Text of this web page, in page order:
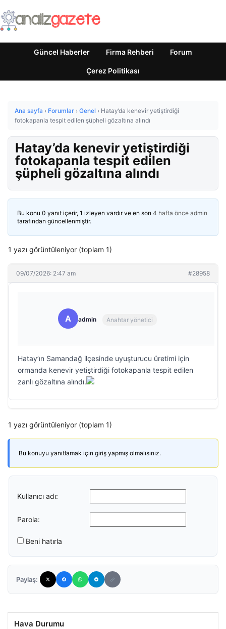
Güncel Haberler Firma Rehberi Forum
Çerez Politikası
Ana sayfa › Forumlar › Genel › Hatay’da kenevir yetiştirdiği
fotokapanla tespit edilen şüpheli gözaltına alındı
Hatay’da kenevir yetiştirdiği
fotokapanla tespit edilen
şüpheli gözaltına alındı
Bu konu 0 yanıt içerir, 1 izleyen vardır ve en son 4 hafta önce admin
tarafından güncellenmiştir.
1 yazı görüntüleniyor (toplam 1)
09/07/2026: 2:47 am #28958
A admin Anahtar yönetici
Hatay’ın Samandağ ilçesinde uyuşturucu üretimi için
ormanda kenevir yetiştirdiği fotokapanla tespit edilen
zanlı gözaltına alındı.
1 yazı görüntüleniyor (toplam 1)
Bu konuyu yanıtlamak için giriş yapmış olmalısınız.
Kullanıcı adı:
Parola:
Beni hatırla
Paylaş:
Hava Durumu